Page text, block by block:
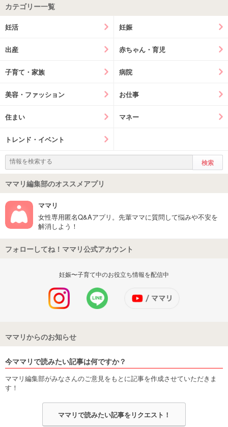
カテゴリー一覧
妊活 妊娠
出産 赤ちゃん・育児
子育て・家族 病院
美容・ファッション お仕事
住まい マネー
トレンド・イベント
ママリ編集部のオススメアプリ
ママリ
女性専用匿名Q&Aアプリ。先輩ママに質問して悩みや不安を
解消しよう！
フォローしてね！ママリ公式アカウント
妊娠〜子育て中のお役立ち情報を配信中
ママリからのお知らせ
今ママリで読みたい記事は何ですか？
ママリ編集部がみなさんのご意見をもとに記事を作成させていただきま
す！
ママリで読みたい記事をリクエスト！